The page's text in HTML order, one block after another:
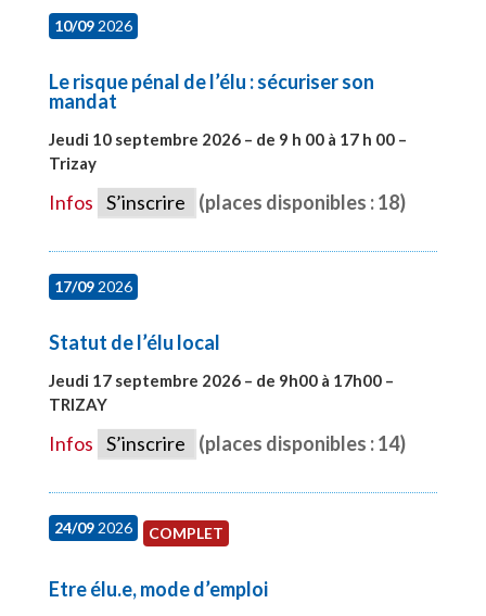
10/092026
Le risque pénal de l’élu : sécuriser son
mandat
Jeudi 10 septembre 2026 – de 9 h 00 à 17 h 00 –
Trizay
Infos S’inscrire (places disponibles : 18)
17/092026
Statut de l’élu local
Jeudi 17 septembre 2026 – de 9h00 à 17h00 –
TRIZAY
Infos S’inscrire (places disponibles : 14)
24/092026 COMPLET
Etre élu.e, mode d’emploi